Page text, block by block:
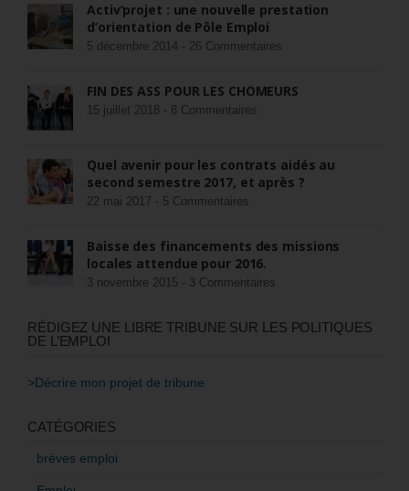
Activ’projet : une nouvelle prestation
d’orientation de Pôle Emploi
5 décembre 2014 - 26 Commentaires
FIN DES ASS POUR LES CHÔMEURS
15 juillet 2018 - 8 Commentaires
Quel avenir pour les contrats aidés au
second semestre 2017, et après ?
22 mai 2017 - 5 Commentaires
Baisse des financements des missions
locales attendue pour 2016.
3 novembre 2015 - 3 Commentaires
RÉDIGEZ UNE LIBRE TRIBUNE SUR LES POLITIQUES
DE L’EMPLOI
>Décrire mon projet de tribune
CATÉGORIES
brèves emploi